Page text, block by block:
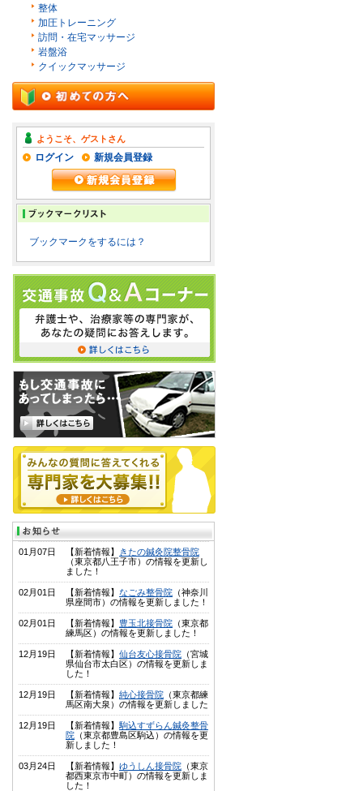
整体
加圧トレーニング
訪問・在宅マッサージ
岩盤浴
クイックマッサージ
ようこそ、ゲストさん
ログイン 新規会員登録
ブックマークをするには？
01月07日 【新着情報】
きたの鍼灸院整骨院
（東京都八王子市）の情報を更新し
ました！
02月01日 【新着情報】 なごみ整骨院 （神奈川
県座間市）の情報を更新しました！
02月01日 【新着情報】 豊玉北接骨院 （東京都
練馬区）の情報を更新しました！
12月19日 【新着情報】 仙台友心接骨院 （宮城
県仙台市太白区）の情報を更新しま
した！
12月19日 【新着情報】 純心接骨院 （東京都練
馬区南大泉）の情報を更新しました
12月19日 【新着情報】 駒込すずらん鍼灸整骨
院 （東京都豊島区駒込）の情報を更
新しました！
03月24日 【新着情報】 ゆうしん接骨院 （東京
都西東京市中町）の情報を更新しま
した！